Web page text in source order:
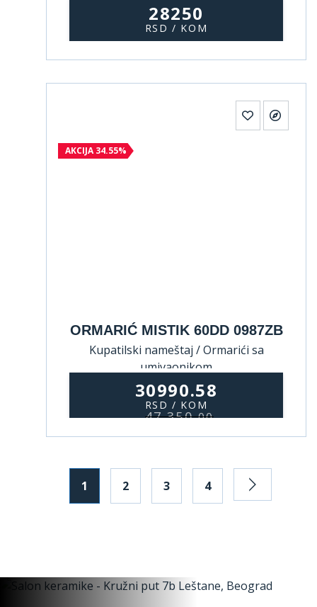
28250
RSD / KOM
AKCIJA 34.55%
ORMARIĆ MISTIK 60DD 0987ZB
Kupatilski nameštaj / Ormarići sa
umivaonikom
30990.58
RSD / KOM
47.350,00
1 2 3 4